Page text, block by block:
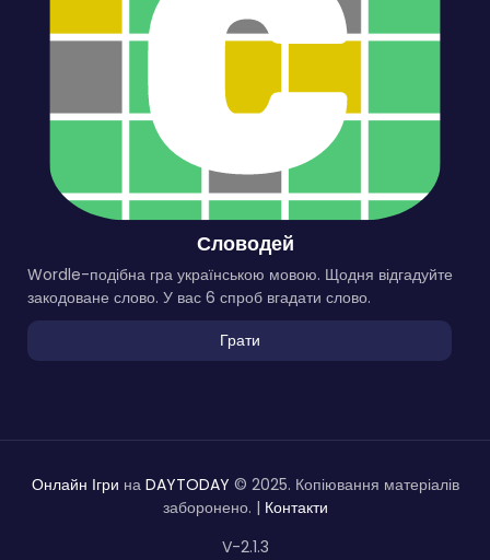
Словодей
Wordle-подібна гра українською мовою. Щодня відгадуйте
закодоване слово. У вас 6 спроб вгадати слово.
Грати
Онлайн Ігри на DAYTODAY © 2025. Копіювання матеріалів
заборонено. | Контакти
V-2.1.3